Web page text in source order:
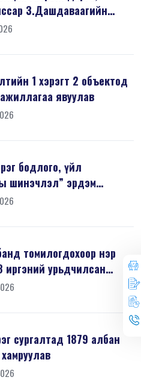
З.Дашдаваагийн
1 хэрэгт 2 объектод
явуулав
бодлого, үйл
шинэчлэл” эрдэм
б...
томилогдохоор нэр
урьдчилсан
сургалтад 1879 албан